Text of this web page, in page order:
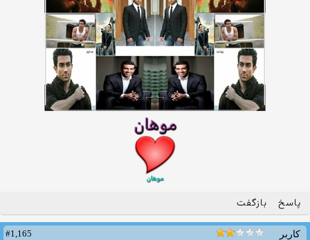
پاسخ بازگفت
کاربر
#1,165